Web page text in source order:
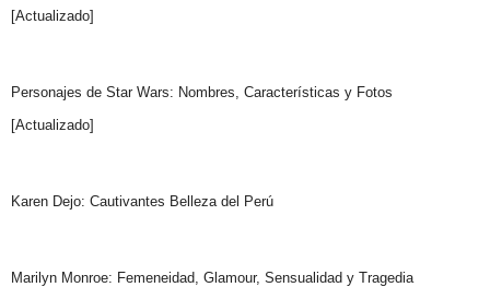
[Actualizado]
Personajes de Star Wars: Nombres, Características y Fotos
[Actualizado]
Karen Dejo: Cautivantes Belleza del Perú
Marilyn Monroe: Femeneidad, Glamour, Sensualidad y Tragedia